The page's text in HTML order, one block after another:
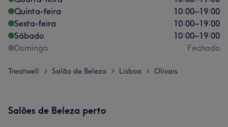
Quinta-feira
10:00–19:00
Sexta-feira
10:00–19:00
Sábado
10:00–19:00
Domingo
Fechado
Treatwell > Salão de Beleza > Lisboa > Olivais
Salões de Beleza perto